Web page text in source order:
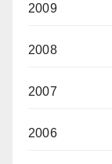
2009
2008
2007
2006